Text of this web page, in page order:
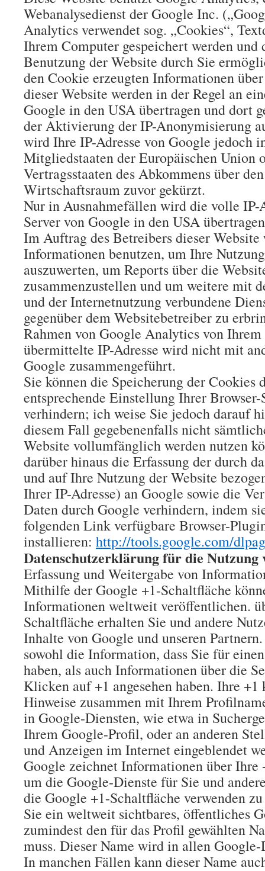
Webanalysedienst der Google Inc.
Analytics verwendet sog. „Cookies“,
Ihrem Computer gespeichert werden und
Benutzung der Website durch Sie
den Cookie erzeugten Informationen
dieser Website werden in der Regel an
Google in den USA übertragen und dort
der Aktivierung der IP-Anonymisierung
wird Ihre IP-Adresse von Google jedoch
Mitgliedstaaten der Europäischen Union
Vertragsstaaten des Abkommens über
Wirtschaftsraum zuvor gekürzt.
Nur in Ausnahmefällen wird die volle IP-
Server von Google in den USA
Im Auftrag des Betreibers dieser
Informationen benutzen, um Ihre
auszuwerten, um Reports über die
zusammenzustellen und um weitere mit
und der Internetnutzung verbundene
gegenüber dem Websitebetreiber zu
Rahmen von Google Analytics von Ihrem
übermittelte IP-Adresse wird nicht mit
Google zusammengeführt.
Sie können die Speicherung der Cookies
entsprechende Einstellung Ihrer
verhindern; ich weise Sie jedoch darauf
diesem Fall gegebenenfalls nicht
Website vollumfänglich werden nutzen
darüber hinaus die Erfassung der durch
und auf Ihre Nutzung der Website
Ihrer IP-Adresse) an Google sowie die
Daten durch Google verhindern, indem
folgenden Link verfügbare Browser-
installieren: http://tools.google.com/
Datenschutzerklärung fürdie Nutzung
Erfassung und Weitergabe von
Mithilfe der Google +1-Schaltfläche
Informationen weltweit veröffentlichen.
Schaltfläche erhalten Sie und andere
Inhalte von Google und unseren
sowohl die Information, dass Sie für
haben, als auch Informationen über die
Klicken auf +1 angesehen haben. Ihre +1
Hinweise zusammen mit Ihrem
in Google-Diensten, wie etwa in
Ihrem Google-Profil, oder an anderen
und Anzeigen im Internet eingeblendet
Google zeichnet Informationen über
um die Google-Dienste für Sie und
die Google +1-Schaltfläche verwenden
Sie ein weltweit sichtbares, öffentliches
zumindest den für das Profil gewählten
muss. Dieser Name wird in allen
In manchen Fällen kann dieser Name